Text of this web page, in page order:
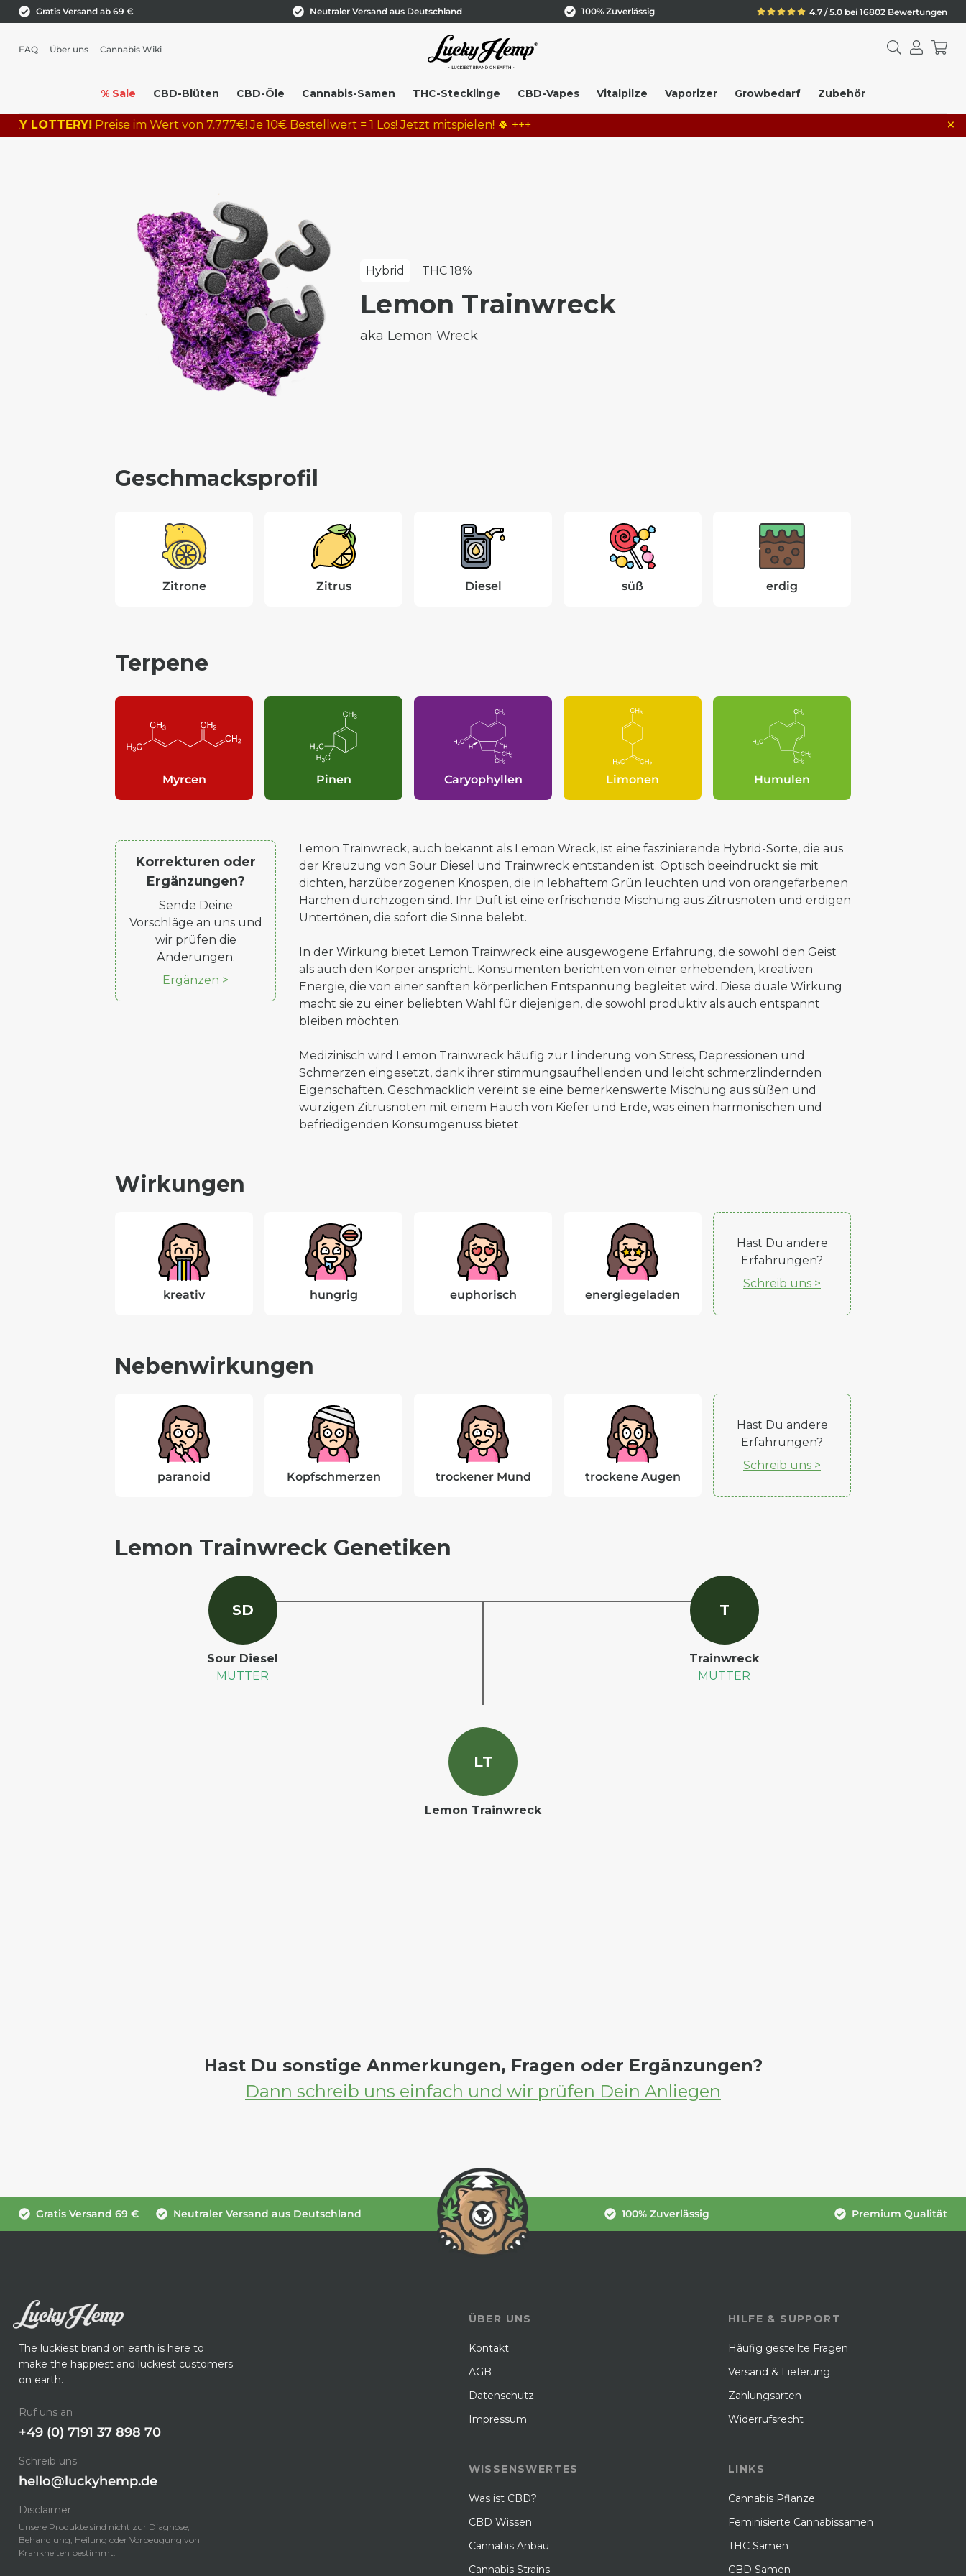
4.7 / 5.0 bei 16802 Bewertungen
Gratis Versand ab 69 € Neutraler Versand aus Deutschland 100% Zuverlässig
FAQ Über uns Cannabis Wiki
% Sale CBD-Blüten CBD-Öle Cannabis-Samen THC-Stecklinge CBD-Vapes Vitalpilze Vaporizer Growbedarf Zubehör
Preise im Wert von 7.777€! Je 10€ Bestellwert = 1 Los! Jetzt mitspielen! 🍀 +++ ×
Hybrid THC 18%
Lemon Trainwreck
aka Lemon Wreck
Geschmacksprofil
Zitrone Zitrus Diesel süß erdig
Terpene
Myrcen Pinen Caryophyllen Limonen Humulen
Lemon Trainwreck, auch bekannt als Lemon Wreck, ist eine faszinierende Hybrid-Sorte, die aus
der Kreuzung von Sour Diesel und Trainwreck entstanden ist. Optisch beeindruckt sie mit
dichten, harzüberzogenen Knospen, die in lebhaftem Grün leuchten und von orangefarbenen
Härchen durchzogen sind. Ihr Duft ist eine erfrischende Mischung aus Zitrusnoten und erdigen
Untertönen, die sofort die Sinne belebt.
In der Wirkung bietet Lemon Trainwreck eine ausgewogene Erfahrung, die sowohl den Geist
als auch den Körper anspricht. Konsumenten berichten von einer erhebenden, kreativen
Energie, die von einer sanften körperlichen Entspannung begleitet wird. Diese duale Wirkung
macht sie zu einer beliebten Wahl für diejenigen, die sowohl produktiv als auch entspannt
bleiben möchten.
Medizinisch wird Lemon Trainwreck häufig zur Linderung von Stress, Depressionen und
Schmerzen eingesetzt, dank ihrer stimmungsaufhellenden und leicht schmerzlindernden
Eigenschaften. Geschmacklich vereint sie eine bemerkenswerte Mischung aus süßen und
würzigen Zitrusnoten mit einem Hauch von Kiefer und Erde, was einen harmonischen und
befriedigenden Konsumgenuss bietet.
Korrekturen oder
Ergänzungen?
Sende Deine
Vorschläge an uns und
wir prüfen die
Änderungen.
Ergänzen >
Wirkungen
kreativ hungrig euphorisch energiegeladen
Hast Du andere
Erfahrungen?
Schreib uns >
Nebenwirkungen
paranoid Kopfschmerzen trockener Mund trockene Augen
Hast Du andere
Erfahrungen?
Schreib uns >
Lemon Trainwreck Genetiken
LT
Lemon Trainwreck
SD
Sour Diesel
MUTTER
T
Trainwreck
MUTTER
Hast Du sonstige Anmerkungen, Fragen oder Ergänzungen?
Dann schreib uns einfach und wir prüfen Dein Anliegen
Gratis Versand 69 € Neutraler Versand aus Deutschland 100% Zuverlässig Premium Qualität
The luckiest brand on earth is here to
make the happiest and luckiest customers
on earth.
Ruf uns an
+49 (0) 7191 37 898 70
Schreib uns
hello@luckyhemp.de
Disclaimer
Unsere Produkte sind nicht zur Diagnose,
Behandlung, Heilung oder Vorbeugung von
Krankheiten bestimmt.
ÜBER UNS
Kontakt
AGB
Datenschutz
Impressum
WISSENSWERTES
Was ist CBD?
CBD Wissen
Cannabis Anbau
Cannabis Strains
HILFE & SUPPORT
Häufig gestellte Fragen
Versand & Lieferung
Zahlungsarten
Widerrufsrecht
LINKS
Cannabis Pflanze
Feminisierte Cannabissamen
THC Samen
CBD Samen